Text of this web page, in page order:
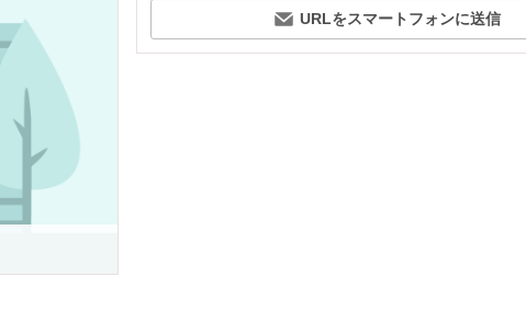
URLをスマートフォンに送信